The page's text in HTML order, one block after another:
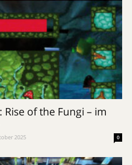
of the Fungi – im
2025 0